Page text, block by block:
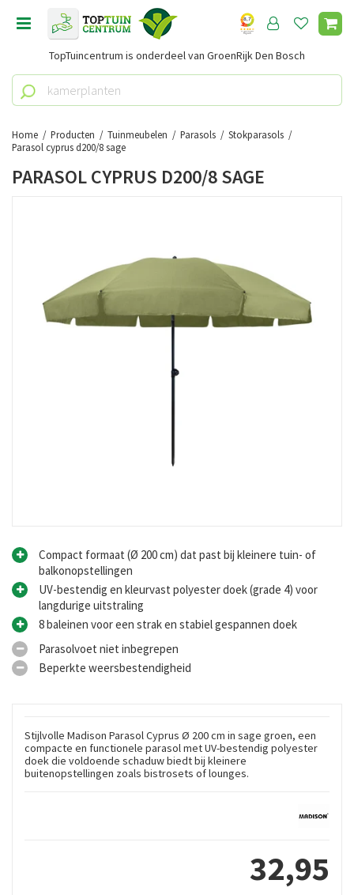
Home Producten Tuinmeubelen Parasols
Stokparasols
Parasol cyprus d200/8 sage
TopTuincentrum is onderdeel van GroenRijk Den Bosch
PARASOL CYPRUS D200/8 SAGE
Compact formaat (Ø 200 cm) dat past bij kleinere tuin- of
balkonopstellingen
UV-bestendig en kleurvast polyester doek (grade 4) voor
langdurige uitstraling
8 baleinen voor een strak en stabiel gespannen doek
Parasolvoet niet inbegrepen
Beperkte weersbestendigheid
Stijlvolle Madison Parasol Cyprus Ø 200 cm in sage groen, een
compacte en functionele parasol met UV-bestendig polyester
doek die voldoende schaduw biedt bij kleinere
buitenopstellingen zoals bistrosets of lounges.
32,95